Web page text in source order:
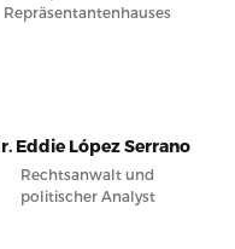
Repräsentantenhauses
Eddie López Serrano
Rechtsanwalt und
politischer Analyst